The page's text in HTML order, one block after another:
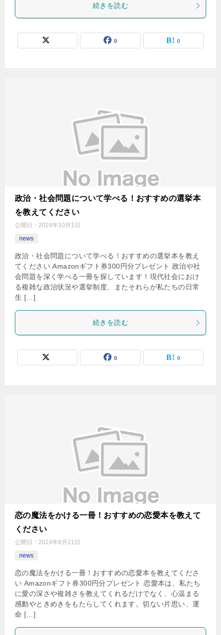
続きを読む
0 0
政治・社会問題について学べる！おすすめの選挙本
を教えてください
公開日： 2024年10月1日
news
政治・社会問題について学べる！おすすめの選挙本を教え
てください Amazonギフト券300円分プレゼント 政治や社
会問題を深く学べる一冊を探しています！現代社会におけ
る複雑な政治状況や選挙制度、またそれらが私たちの日常
生 […]
続きを読む
0 0
恋の魔法をかける一冊！おすすめの恋愛本を教えて
ください
公開日： 2024年8月21日
news
恋の魔法をかける一冊！おすすめの恋愛本を教えてくださ
い Amazonギフト券300円分プレゼント 恋愛本は、私たち
に愛の深さや複雑さを教えてくれるだけでなく、心温まる
感動やときめきをもたらしてくれます。切ない片思い、運
命 […]